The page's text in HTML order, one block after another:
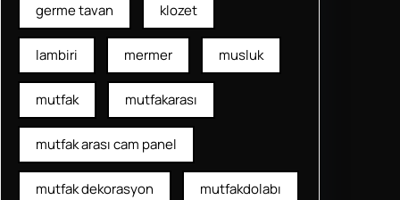
germe tavan klozet
lambiri mermer musluk
mutfak mutfakarası
mutfak arası cam panel
mutfak dekorasyon mutfakdolabı